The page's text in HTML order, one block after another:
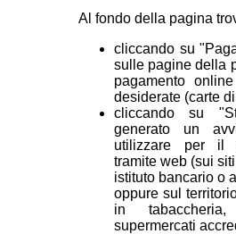
Al fondo della pagina
cliccando su
sulle pagine della
pagamento
desiderate (carte
cliccando su
generato un
utilizzare per il
tramite web (sui
istituto bancario o
oppure sul
in
supermercati